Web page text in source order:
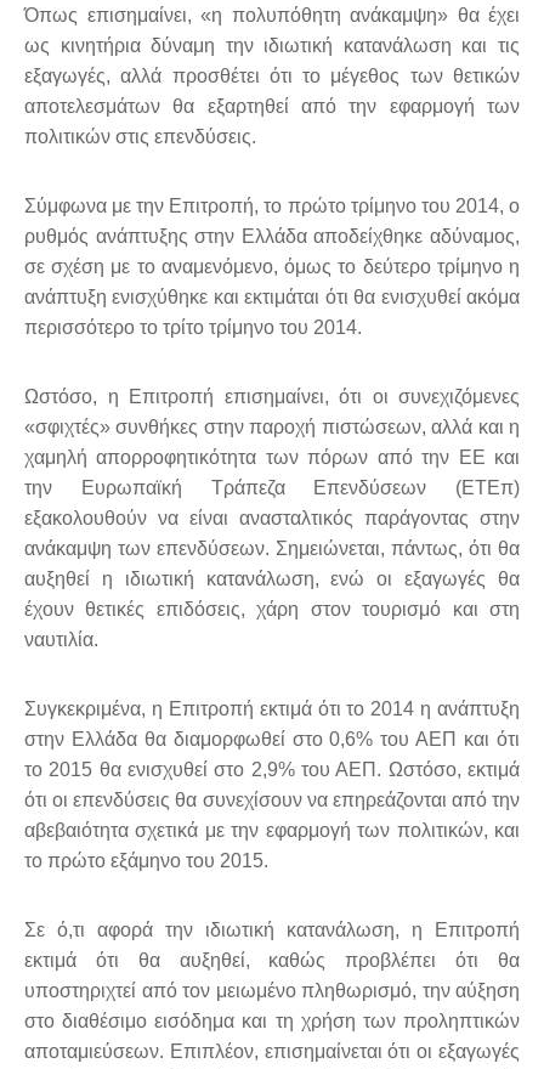
Όπως επισημαίνει, «η πολυπόθητη ανάκαμψη» θα έχει
ως κινητήρια δύναμη την ιδιωτική κατανάλωση και τις
εξαγωγές, αλλά προσθέτει ότι το μέγεθος των θετικών
αποτελεσμάτων θα εξαρτηθεί από την εφαρμογή των
πολιτικών στις επενδύσεις.
Σύμφωνα με την Επιτροπή, το πρώτο τρίμηνο του 2014, ο
ρυθμός ανάπτυξης στην Ελλάδα αποδείχθηκε αδύναμος,
σε σχέση με το αναμενόμενο, όμως το δεύτερο τρίμηνο η
ανάπτυξη ενισχύθηκε και εκτιμάται ότι θα ενισχυθεί ακόμα
περισσότερο το τρίτο τρίμηνο του 2014.
Ωστόσο, η Επιτροπή επισημαίνει, ότι οι συνεχιζόμενες
«σφιχτές» συνθήκες στην παροχή πιστώσεων, αλλά και η
χαμηλή απορροφητικότητα των πόρων από την ΕΕ και
την Ευρωπαϊκή Τράπεζα Επενδύσεων (ΕΤΕπ)
εξακολουθούν να είναι ανασταλτικός παράγοντας στην
ανάκαμψη των επενδύσεων. Σημειώνεται, πάντως, ότι θα
αυξηθεί η ιδιωτική κατανάλωση, ενώ οι εξαγωγές θα
έχουν θετικές επιδόσεις, χάρη στον τουρισμό και στη
ναυτιλία.
Συγκεκριμένα, η Επιτροπή εκτιμά ότι το 2014 η ανάπτυξη
στην Ελλάδα θα διαμορφωθεί στο 0,6% του ΑΕΠ και ότι
το 2015 θα ενισχυθεί στο 2,9% του ΑΕΠ. Ωστόσο, εκτιμά
ότι οι επενδύσεις θα συνεχίσουν να επηρεάζονται από την
αβεβαιότητα σχετικά με την εφαρμογή των πολιτικών, και
το πρώτο εξάμηνο του 2015.
Σε ό,τι αφορά την ιδιωτική κατανάλωση, η Επιτροπή
εκτιμά ότι θα αυξηθεί, καθώς προβλέπει ότι θα
υποστηριχτεί από τον μειωμένο πληθωρισμό, την αύξηση
στο διαθέσιμο εισόδημα και τη χρήση των προληπτικών
αποταμιεύσεων. Επιπλέον, επισημαίνεται ότι οι εξαγωγές